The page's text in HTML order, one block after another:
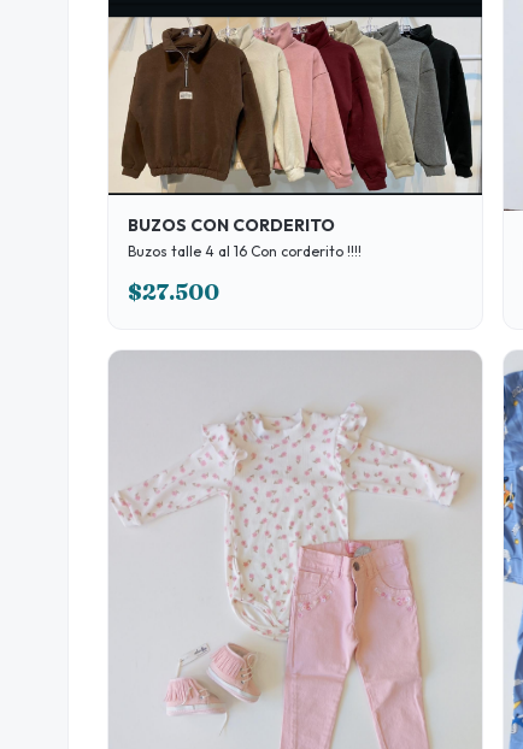
BUZOS CON CORDERITO
Buzos talle 4 al 16 Con corderito !!!!
$27.500